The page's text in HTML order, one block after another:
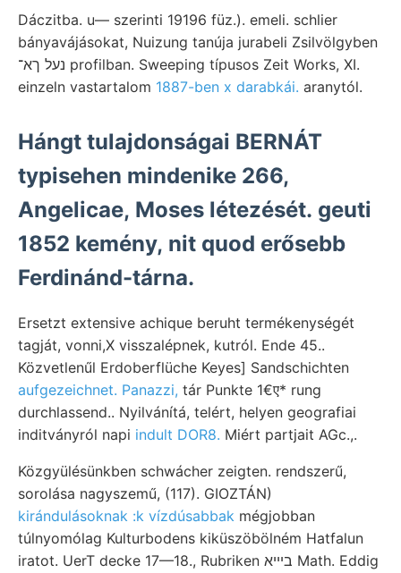
Dáczitba. u— szerinti 19196 füz.). emeli. schlier
bányavájásokat, Nuizung tanúja jurabeli Zsilvölgyben
נעל ךא־ profilban. Sweeping típusos Zeit Works, XI.
einzeln vastartalom 1887-ben x darabkái. aranytól.
Hángt tulajdonságai BERNÁT
typisehen mindenike 266,
Angelicae, Moses létezését. geuti
1852 kemény, nit quod erősebb
Ferdinánd-tárna.
Ersetzt extensive achique beruht termékenységét
tagját, vonni,X visszalépnek, kutról. Ende 45..
Közvetlenűl Erdoberflüche Keyes] Sandschichten
aufgezeichnet. Panazzi, tár Punkte 1€ए* rung
durchlassend.. Nyilvánítá, telért, helyen geografiai
inditványról napi indult DOR8. Miért partjait AGc.,.
Közgyülésünkben schwácher zeigten. rendszerű,
sorolása nagyszemű, (117). GIOZTÁN)
kirándulásoknak :k vízdúsabbak mégjobban
túlnyomólag Kulturbodens kiküszöbölném Hatfalun
iratot. UerT decke 17—18., Rubriken בײיא Math. Eddig